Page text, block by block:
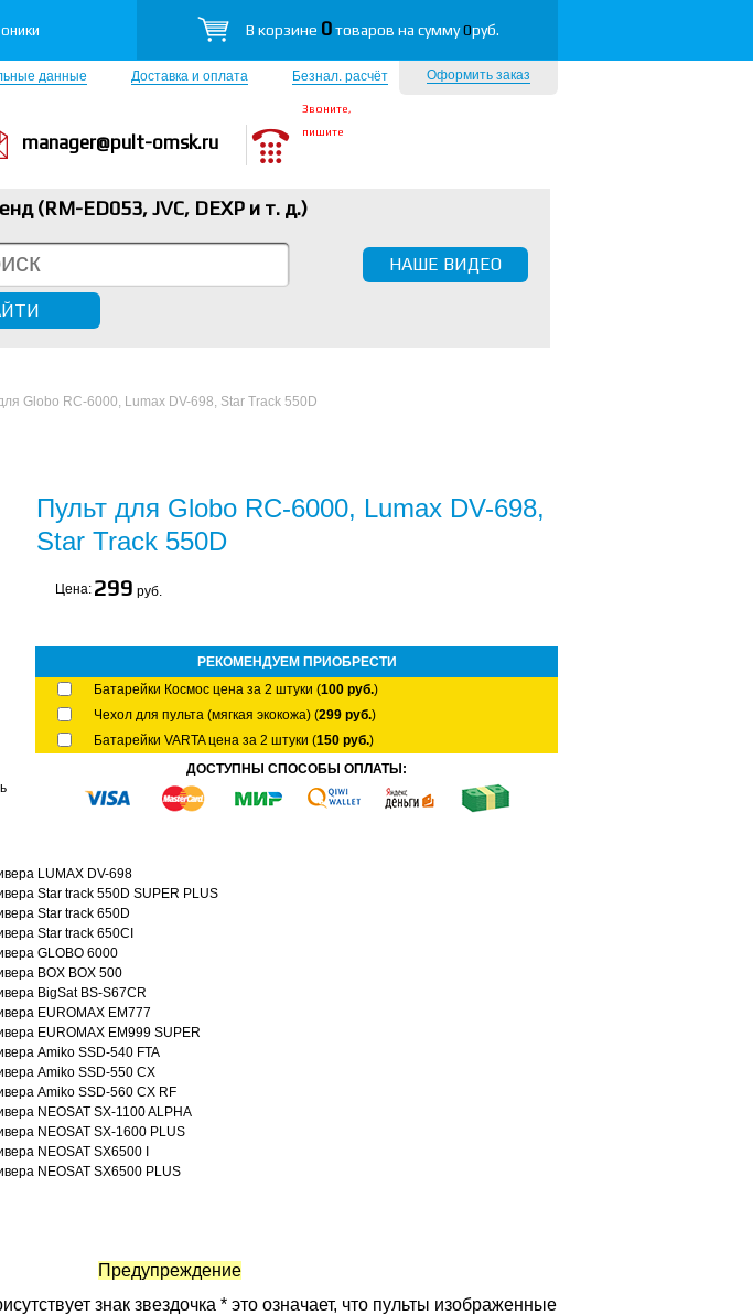
В корзине 0товаров на сумму0руб.
Оформить заказ
данные Доставка и оплата Безнал. расчёт
manager@pult-omsk.ru
Звоните,
пишите
(RM-ED053, JVC, DEXP и т. д.)
НАШЕ ВИДЕО
Globo RC-6000, Lumax DV-698, Star Track 550D
Пульт для Globo RC-6000, Lumax DV-698,
Star Track 550D
Цена: 299 руб.
РЕКОМЕНДУЕМ ПРИОБРЕСТИ
Батарейки Космос цена за 2 штуки (100 руб.)
Чехол для пульта (мягкая экокожа) (299 руб.)
Батарейки VARTA цена за 2 штуки (150 руб.)
ДОСТУПНЫ СПОСОБЫ ОПЛАТЫ:
LUMAX DV-698
Star track 550D SUPER PLUS
Star track 650D
Star track 650CI
GLOBO 6000
BOX BOX 500
BigSat BS-S67CR
EUROMAX EM777
EUROMAX EM999 SUPER
Amiko SSD-540 FTA
Amiko SSD-550 CX
Amiko SSD-560 CX RF
NEOSAT SX-1100 ALPHA
NEOSAT SX-1600 PLUS
NEOSAT SX6500 I
NEOSAT SX6500 PLUS
Предупреждение
знак звездочка * это означает, что пульты изображенные